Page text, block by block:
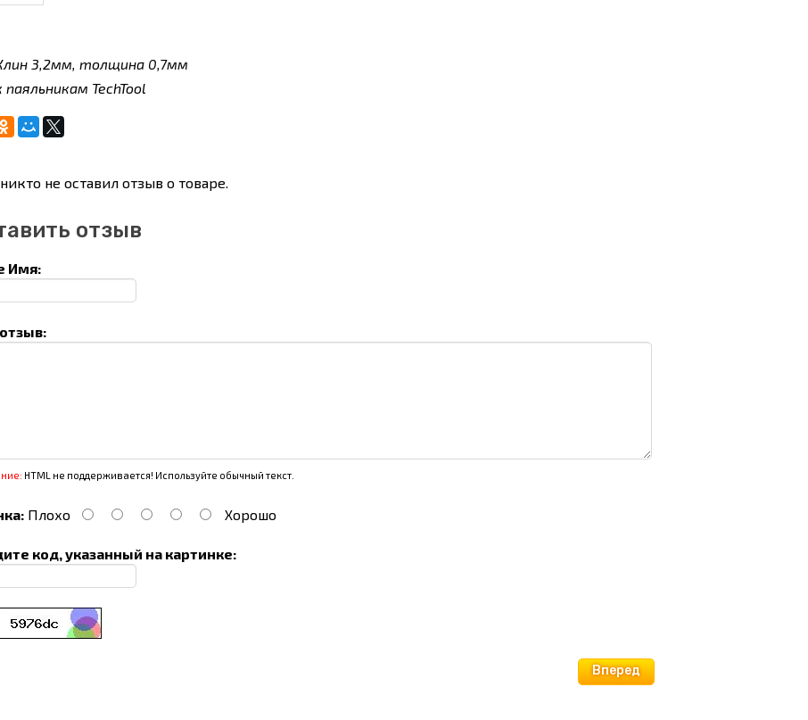
3,2мм, толщина 0,7мм
паяльникам TechTool
не оставил отзыв о товаре.
отзыв
Имя:
HTML не поддерживается! Используйте обычный текст.
Плохо Хорошо
код, указанный на картинке:
Вперед